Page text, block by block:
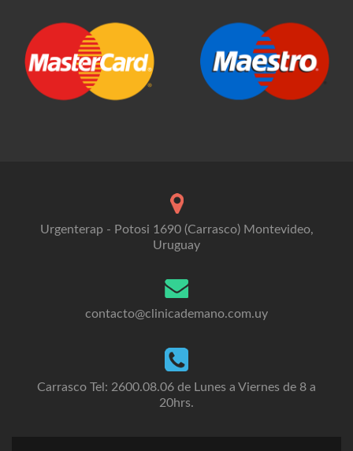
Urgenterap - Potosi 1690 (Carrasco) Montevideo,
Uruguay
contacto@clinicademano.com.uy
Carrasco Tel: 2600.08.06 de Lunes a Viernes de 8 a
20hrs.